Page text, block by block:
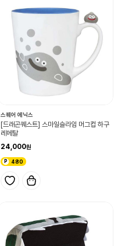
스퀘어 에닉스
[드래곤퀘스트] 스마일슬라임 머그컵 하구
레메탈
24,000
480